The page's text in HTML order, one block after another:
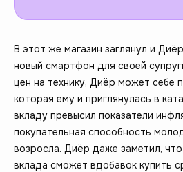
В этот же магазин заглянул и
новый смартфон для своей
цен на технику, Диёр может себе
которая ему и приглянулась в
вкладу превысил показатели
покупательная способность
возросла. Диёр даже заметил,
вклада сможет вдобавок купить